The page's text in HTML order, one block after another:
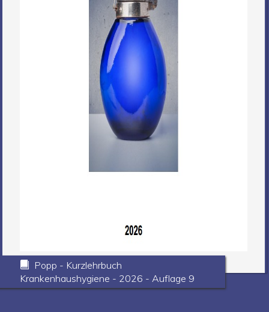
Popp - Kurzlehrbuch
Krankenhaushygiene - 2026 - Auflage 9